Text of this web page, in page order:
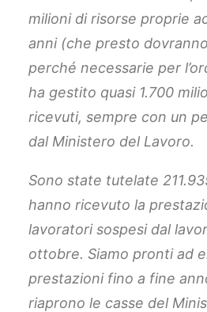
milioni di risorse proprie
anni (che presto
perché necessarie per
ha gestito quasi 1.700
ricevuti, sempre con un
dal Ministero del Lavoro.
Sono state tutelate
hanno ricevuto la
lavoratori sospesi dal
ottobre. Siamo pronti ad
prestazioni fino a fine
riaprono le casse del